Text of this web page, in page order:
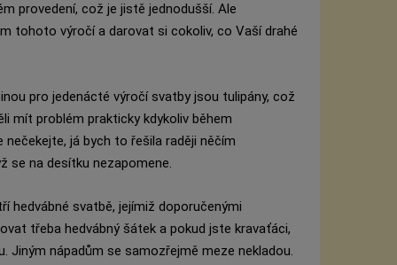
provedení, což je jistě jednodušší. Ale
tohoto výročí a darovat si cokoliv, co Vaší drahé
pro jedenácté výročí svatby jsou tulipány, což
mít problém prakticky kdykoliv během
já bych to řešila raději něčím
se na desítku nezapomene.
hedvábné svatbě, jejímiž doporučenými
třeba hedvábný šátek a pokud jste kravaťáci,
Jiným nápadům se samozřejmě meze nekladou.